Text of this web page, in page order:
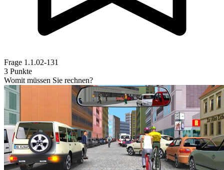
Frage 1.1.02-131
3 Punkte
Womit müssen Sie rechnen?